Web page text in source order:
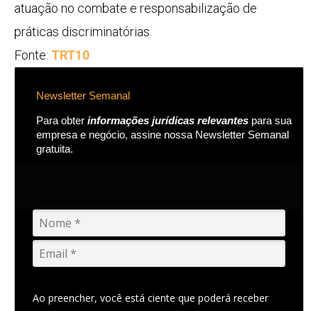
atuação no combate e responsabilização de
práticas discriminatórias.
Fonte: TRT10
Newsletter Semanal
Para obter informações jurídicas relevantes para sua
empresa e negócio, assine nossa Newsletter Semanal
gratuita.
Ao preencher, você está ciente que poderá receber